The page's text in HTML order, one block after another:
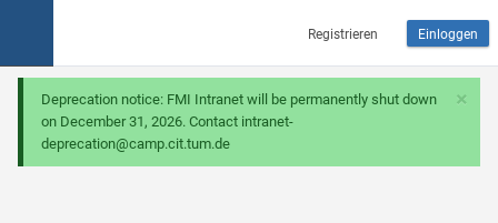
Registrieren Einloggen
×
Deprecation notice: FMI Intranet will be permanently shut down
on December 31, 2026. Contact intranet-
deprecation@camp.cit.tum.de